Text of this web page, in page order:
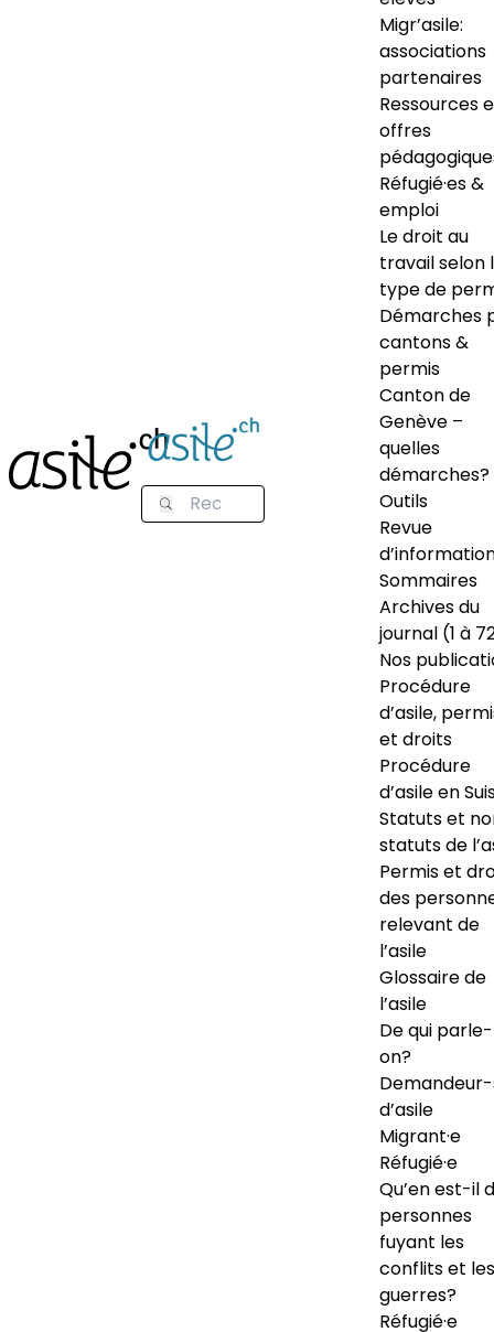
Migr’asile:
associations
partenaires
Ressources
offres
Réfugié·es &
emploi
Le droit au
travail selon
type de
Démarches
cantons &
permis
Canton de
Genève –
quelles
démarches?
Outils
Revue
Sommaires
Archives du
journal (1 à
Nos
Procédure
d’asile,
et droits
Procédure
d’asile en
Statuts et
statuts de
Permis et
des
relevant de
l’asile
Glossaire de
l’asile
De qui
on?
d’asile
Migrant·e
Réfugié·e
Qu’en est-il
personnes
fuyant les
conflits et les
guerres?
Réfugié·e